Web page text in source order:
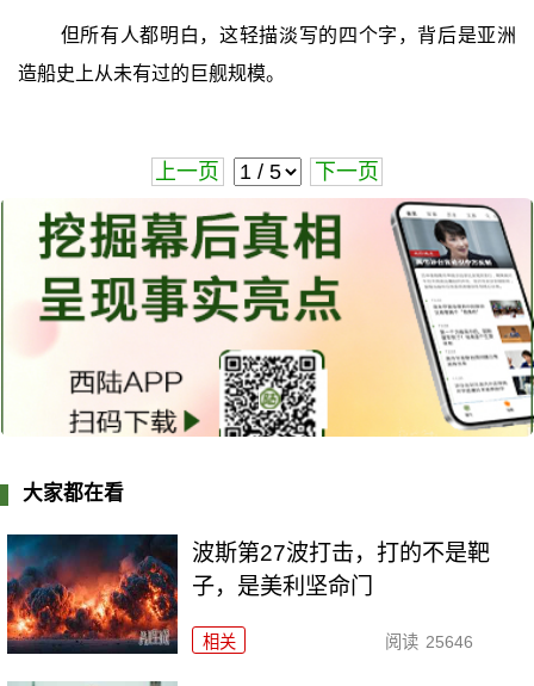
但所有人都明白，这轻描淡写的四个字，背后是亚洲
造船史上从未有过的巨舰规模。
上一页 下一页
大家都在看
波斯第27波打击，打的不是靶
子，是美利坚命门
相关 阅读 25646